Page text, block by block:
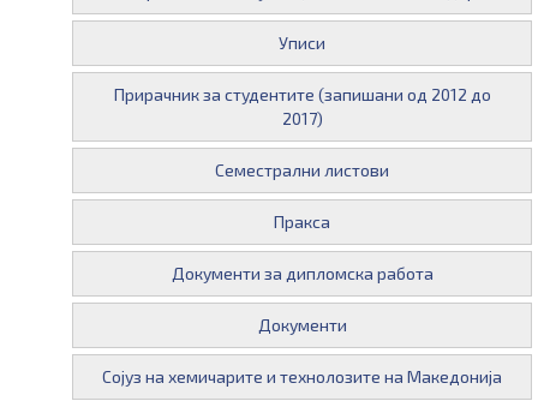
Уписи
Прирачник за студентите (запишани од 2012 до
2017)
Семестрални листови
Пракса
Документи за дипломска работа
Документи
Сојуз на хемичарите и технолозите на Македонија